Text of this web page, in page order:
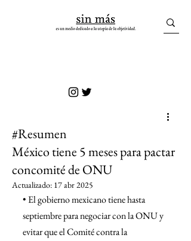
#Resumen
México tiene 5 meses para pactar
concomité de ONU
Actualizado: 17 abr 2025
• El gobierno mexicano tiene hasta
septiembre para negociar con la ONU y
evitar que el Comité contra la